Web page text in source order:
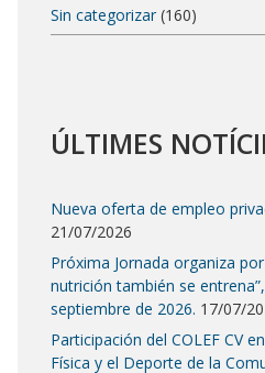
Sin categorizar (160)
ÚLTIMES
Nueva oferta de empleo
21/07/2026
Próxima Jornada organiza
nutrición también se
septiembre de 2026. 17/07/
Participación del COLEF CV
Física y el Deporte de la